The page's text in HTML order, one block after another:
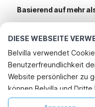
DIESE WEBSEITE
Belvilla verwendet
Benutzerfreundlichkeit
Website persönlicher zu
können Belvilla und
außerhalb unserer
Basierend auf mehr
Beliebteste
Top-Städte mit Top-
Ferienhaus im Skigebiet
Ferienhaus im Skigebiet
Beliebte Ausstattungen
Ferienhaus mit Garten